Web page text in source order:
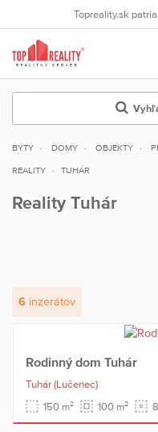
Topreality.sk
BYTY DOMY OBJEKTY
REALITY TUHÁR
Reality Tuhár
6 inzerátov
Rodinný dom Tuhár
Tuhár (Lučenec)
150 m2 100 m2